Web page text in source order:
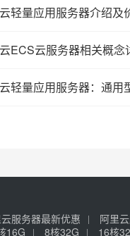
轻量应用服务器介绍及
ECS云服务器相关概念
服务器最新优惠 阿里
16G 8核32G 16核